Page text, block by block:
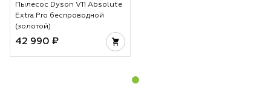
Пылесос Dyson V11 Absolute
Extra Pro беспроводной
(золотой)
42 990 ₽